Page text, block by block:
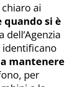
chiaro ai
quando si è
dell’Agenzia
identificano
mantenere
per